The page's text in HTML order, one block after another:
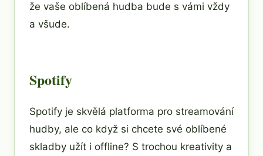
že vaše oblíbená hudba bude s vámi vždy
a všude.
Spotify
Spotify je skvělá platforma pro streamování
hudby, ale co když si chcete své oblíbené
skladby užít i offline? S trochou kreativity a